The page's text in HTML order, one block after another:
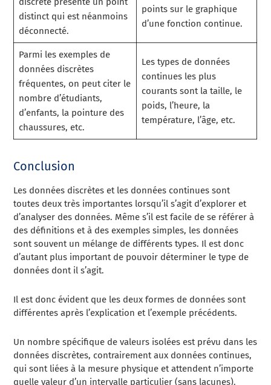
distinct qui est néanmoins
déconnecté.
points sur le graphique
d’une fonction continue.
Parmi les exemples de
données discrètes
fréquentes, on peut citer le
nombre d’étudiants,
d’enfants, la pointure des
chaussures, etc.
Les types de données
continues les plus
courants sont la taille, le
poids, l’heure, la
température, l’âge, etc.
Conclusion
Les données discrètes et les données continues sont
toutes deux très importantes lorsqu’il s’agit d’explorer et
d’analyser des données. Même s’il est facile de se référer à
des définitions et à des exemples simples, les données
sont souvent un mélange de différents types. Il est donc
d’autant plus important de pouvoir déterminer le type de
données dont il s’agit.
Il est donc évident que les deux formes de données sont
différentes après l’explication et l’exemple précédents.
Un nombre spécifique de valeurs isolées est prévu dans les
données discrètes, contrairement aux données continues,
qui sont liées à la mesure physique et attendent n’importe
quelle valeur d’un intervalle particulier (sans lacunes).